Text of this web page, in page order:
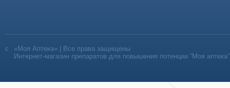
«Моя Аптека» | Все права защищены
Интернет-магазин препаратов для повышения потенции “Моя